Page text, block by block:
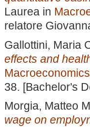
Laurea in
relatore
Gallottini, Maria
effects and
Macroeconomics
38. [Bachelor's
Morgia, Matteo
wage on